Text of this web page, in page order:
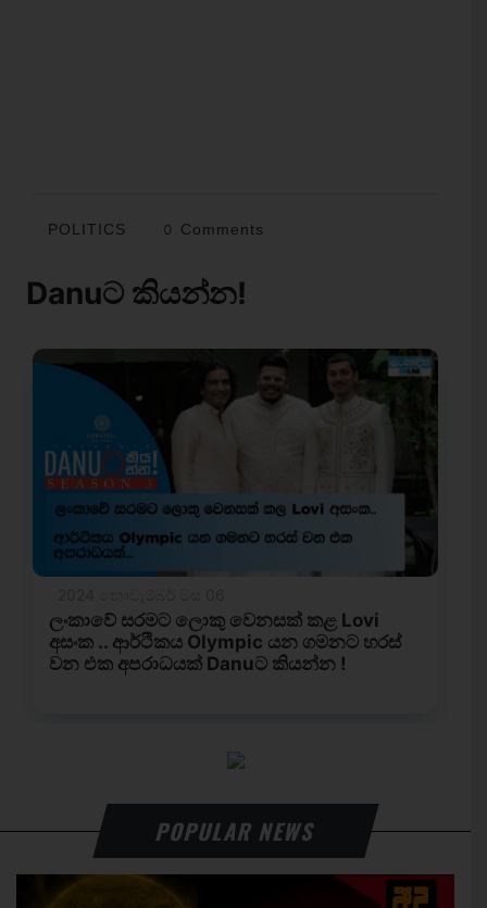
POLITICS 0 Comments
POPULAR NEWS